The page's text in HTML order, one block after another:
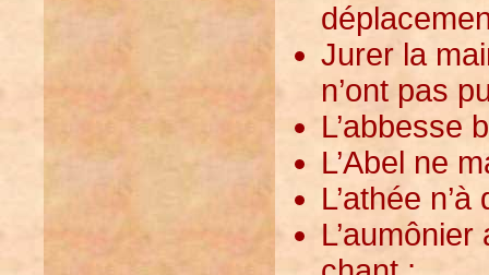
Jurer la
n’ont pas
L’abbesse
L’Abel ne
L’athée